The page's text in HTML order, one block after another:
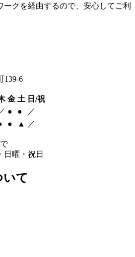
ークを経由するので、安心してご利
139-6
金 土 日/祝
● ●
／
● ▲ ／
日曜・祝日
て